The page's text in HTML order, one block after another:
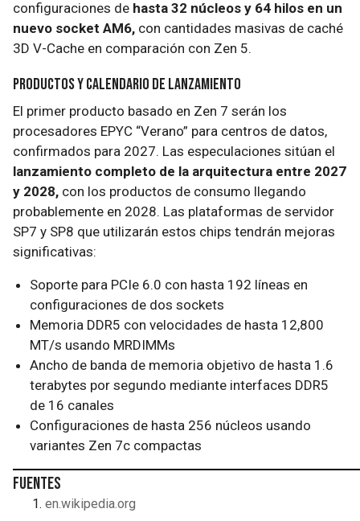
configuraciones de hasta 32 núcleos y 64 hilos en un
nuevo socket AM6, con cantidades masivas de caché
3D V-Cache en comparación con Zen 5.
Productos y calendario de lanzamiento
El primer producto basado en Zen 7 serán los
procesadores EPYC “Verano” para centros de datos,
confirmados para 2027. Las especulaciones sitúan el
lanzamiento completo de la arquitectura entre 2027
y 2028, con los productos de consumo llegando
probablemente en 2028. Las plataformas de servidor
SP7 y SP8 que utilizarán estos chips tendrán mejoras
significativas:
Soporte para PCIe 6.0 con hasta 192 líneas en
configuraciones de dos sockets
Memoria DDR5 con velocidades de hasta 12,800
MT/s usando MRDIMMs
Ancho de banda de memoria objetivo de hasta 1.6
terabytes por segundo mediante interfaces DDR5
de 16 canales
Configuraciones de hasta 256 núcleos usando
variantes Zen 7c compactas
Fuentes
en.wikipedia.org